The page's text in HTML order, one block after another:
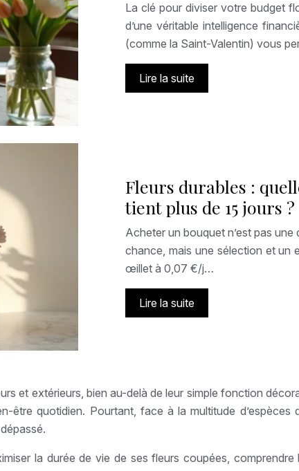
La clé pour diviser votre budget
d’une véritable intelligence
(comme la Saint-Valentin) vous
Lire la suite
Fleurs durables :
tient plus de 15 jours ?
Acheter un bouquet n’est pas une
chance, mais une sélection et un
œillet à 0,07 €/j…
Lire la suite
et extérieurs, bien au-delà de leur simple fonction
être quotidien. Pourtant, face à la multitude
la durée de vie de ses fleurs coupées,